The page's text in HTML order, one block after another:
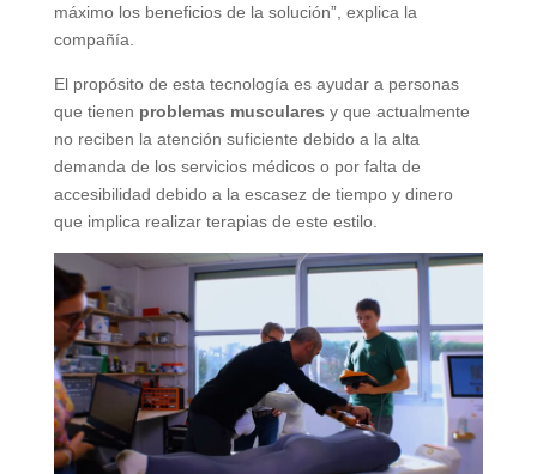
máximo los beneficios de la solución”, explica la
compañía.
El propósito de esta tecnología es ayudar a personas
que tienen problemas musculares y que actualmente
no reciben la atención suficiente debido a la alta
demanda de los servicios médicos o por falta de
accesibilidad debido a la escasez de tiempo y dinero
que implica realizar terapias de este estilo.